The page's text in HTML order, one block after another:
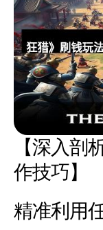
【深入剖
作技巧】
精准利用